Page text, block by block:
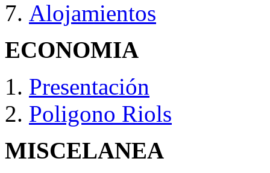
Alojamientos
ECONOMIA
Presentación
Poligono Riols
MISCELANEA